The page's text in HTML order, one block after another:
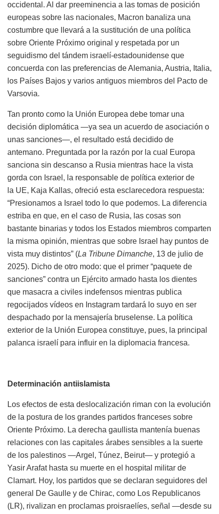
occidental. Al dar preeminencia a las tomas de posición
europeas sobre las nacionales, Macron banaliza una
costumbre que llevará a la sustitución de una política
sobre Oriente Próximo original y respetada por un
seguidismo del tándem israelí-estadounidense que
concuerda con las preferencias de Alemania, Austria, Italia,
los Países Bajos y varios antiguos miembros del Pacto de
Varsovia.
Tan pronto como la Unión Europea debe tomar una
decisión diplomática —ya sea un acuerdo de asociación o
unas sanciones—, el resultado está decidido de
antemano. Preguntada por la razón por la cual Europa
sanciona sin descanso a Rusia mientras hace la vista
gorda con Israel, la responsable de política exterior de
la UE, Kaja Kallas, ofreció esta esclarecedora respuesta:
“Presionamos a Israel todo lo que podemos. La diferencia
estriba en que, en el caso de Rusia, las cosas son
bastante binarias y todos los Estados miembros comparten
la misma opinión, mientras que sobre Israel hay puntos de
vista muy distintos” (La Tribune Dimanche, 13 de julio de
2025). Dicho de otro modo: que el primer “paquete de
sanciones” contra un Ejército armado hasta los dientes
que masacra a civiles indefensos mientras publica
regocijados vídeos en Instagram tardará lo suyo en ser
despachado por la mensajería bruselense. La política
exterior de la Unión Europea constituye, pues, la principal
palanca israelí para influir en la diplomacia francesa.
Determinación antiislamista
Los efectos de esta deslocalización riman con la evolución
de la postura de los grandes partidos franceses sobre
Oriente Próximo. La derecha gaullista mantenía buenas
relaciones con las capitales árabes sensibles a la suerte
de los palestinos —Argel, Túnez, Beirut— y protegió a
Yasir Arafat hasta su muerte en el hospital militar de
Clamart. Hoy, los partidos que se declaran seguidores del
general De Gaulle y de Chirac, como Los Republicanos
(LR), rivalizan en proclamas proisraelíes, señal —desde su